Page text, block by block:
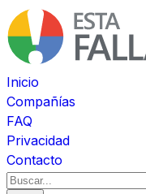
Inicio
Compañías
FAQ
Privacidad
Contacto